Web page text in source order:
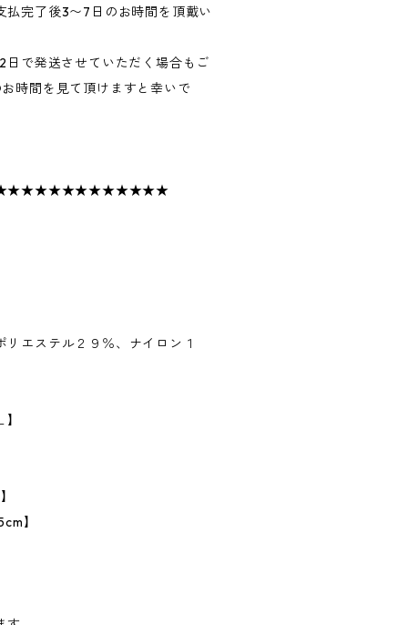
払完了後3〜7日のお時間を頂戴い
日で発送させていただく場合もご
時間を見て頂けますと幸いで
エステル２９％、ナイロン１
】